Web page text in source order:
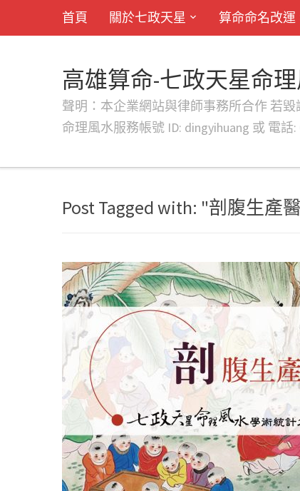
首頁 關於七政天星 算命命名改運
高雄算命-七政天星命
聲明：本企業網站與律師事務所合作 若毀
命理風水服務帳號 ID: dingyihuang 或 電話:
Post Tagged with: "剖腹生產